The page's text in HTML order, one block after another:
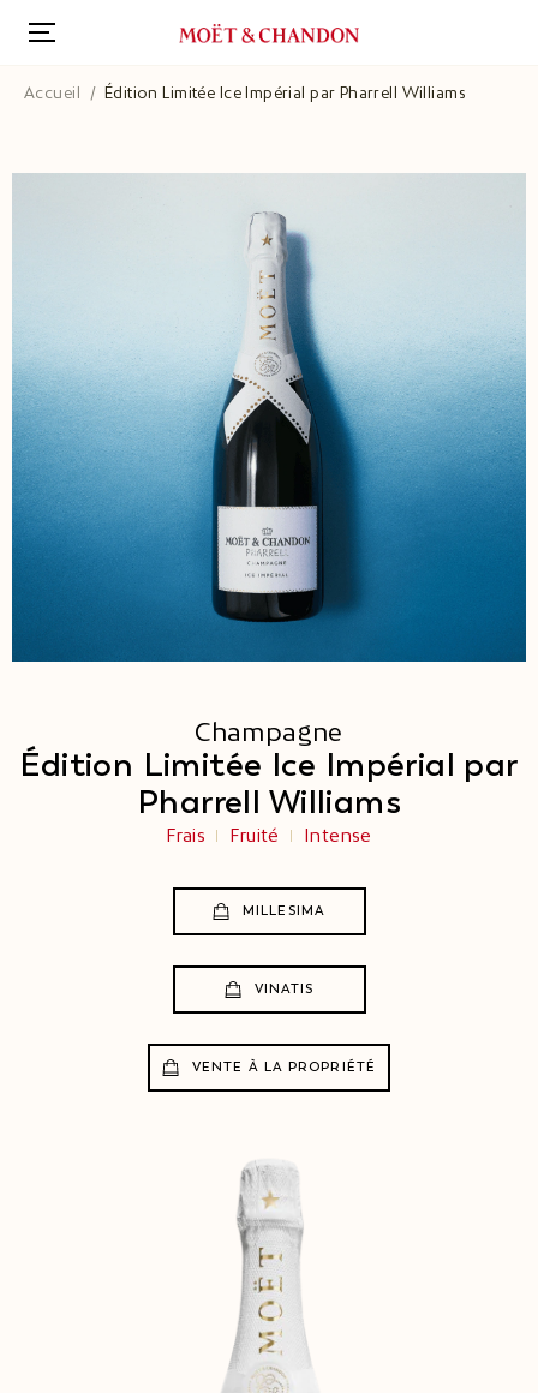
principal
Accueil Édition Limitée Ice Impérial par Pharrell Williams
Champagne
Édition Limitée Ice Impérial par
Pharrell Williams
Frais Fruité Intense
MILLESIMA
VINATIS
VENTE À LA PROPRIÉTÉ